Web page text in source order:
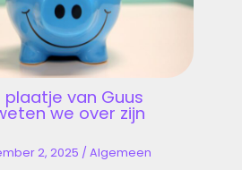
van Guus
we over zijn
2, 2025 /Algemeen